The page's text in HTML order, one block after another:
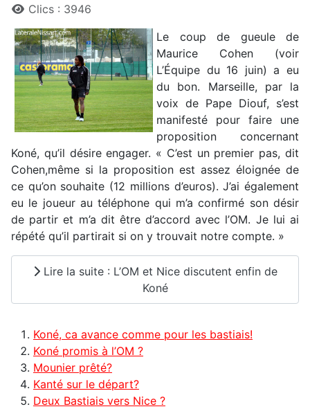
Clics : 3946
Le coup de gueule de
Maurice Cohen (voir
L’Équipe du 16 juin) a eu
du bon. Marseille, par la
voix de Pape Diouf, s’est
manifesté pour faire une
proposition concernant
Koné, qu’il désire engager. « C’est un premier pas, dit
Cohen,même si la proposition est assez éloignée de
ce qu’on souhaite (12 millions d’euros). J’ai également
eu le joueur au téléphone qui m’a confirmé son désir
de partir et m’a dit être d’accord avec l’OM. Je lui ai
répété qu’il partirait si on y trouvait notre compte. »
Lire la suite : L’OM et Nice discutent enfin de
Koné
Koné, ca avance comme pour les bastiais!
Koné promis à l’OM ?
Mounier prêté?
Kanté sur le départ?
Deux Bastiais vers Nice ?